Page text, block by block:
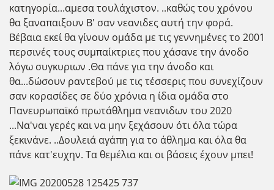
κατηγορία...αμεσα τουλάχιστον. ..καθώς του χρόνου
θα ξαναπαιξουν Β' σαν νεανιδες αυτή την φορά.
Βέβαια εκεί θα γίνουν ομάδα με τις γεννημένες το 2001
περσινές τους συμπαίκτριες που χάσανε την άνοδο
λόγω συγκυριων .Θα πάνε για την άνοδο και
θα...δώσουν ραντεβού με τις τέσσερις που συνεχίζουν
σαν κορασίδες σε δύο χρόνια η ίδια ομάδα στο
Πανευρωπαϊκό πρωτάθλημα νεανιδων του 2020
...Να'ναι γερές και να μην ξεχάσουν ότι όλα τώρα
ξεκινάνε. ..Δουλειά αγάπη για το άθλημα και όλα θα
πάνε κατ'ευχην. Τα θεμέλια και οι βάσεις έχουν μπει!